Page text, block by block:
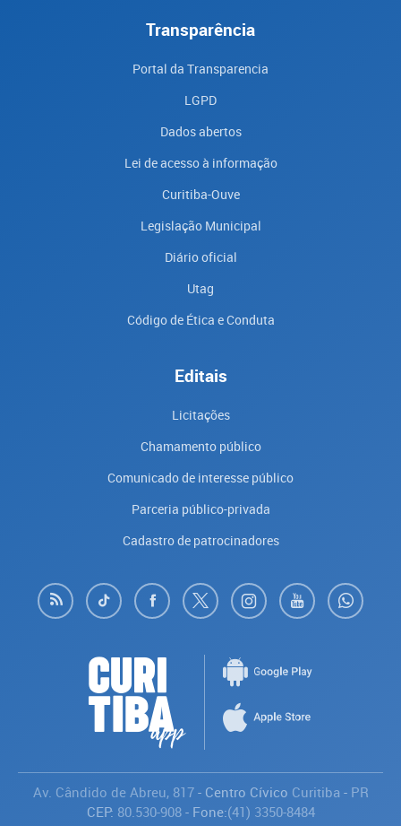
Transparência
Portal da Transparencia
LGPD
Dados abertos
Lei de acesso à informação
Curitiba-Ouve
Legislação Municipal
Diário oficial
Utag
Código de Ética e Conduta
Editais
Licitações
Chamamento público
Comunicado de interesse público
Parceria público-privada
Cadastro de patrocinadores
Av. Cândido de Abreu, 817- Centro Cívico Curitiba - PR
CEP: 80.530-908- Fone:(41) 3350-8484